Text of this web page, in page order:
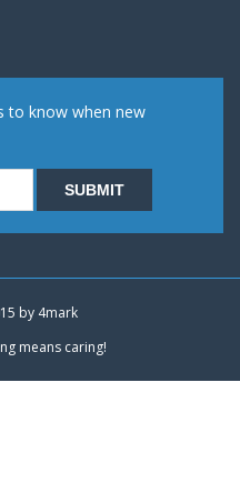
to know when new
by 4mark
means caring!